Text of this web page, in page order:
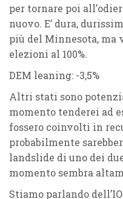
per tornare poi
nuovo. E’ dura,
più del Minnesota, ma
elezioni al 100%.
DEM leaning: -3,5%
Altri stati sono
momento tenderei ad
fossero coinvolti in
probabilmente
landslide di uno dei
momento sembra
Stiamo parlando dell’